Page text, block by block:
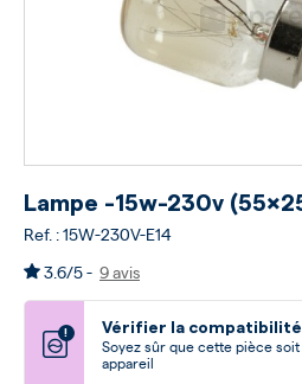
Lampe -15w-230v
Ref. : 15W-230V-E14
3.6/5 - 9 avis
! Vérifier la compatibilité
Soyez sûr que cette pièce
appareil